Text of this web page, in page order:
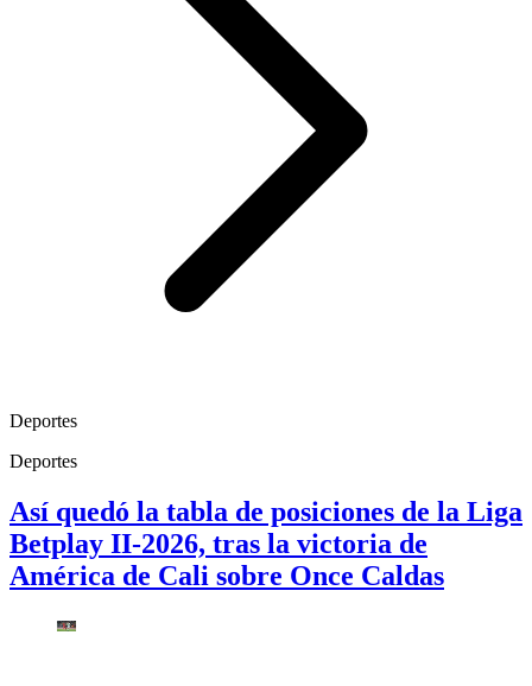
Deportes
Deportes
Así quedó la tabla de posiciones de la Liga
Betplay II-2026, tras la victoria de
América de Cali sobre Once Caldas